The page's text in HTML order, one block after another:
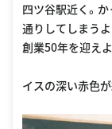
四ツ谷駅近く。
通りしてしまう
創業50年を迎え
イスの深い赤色